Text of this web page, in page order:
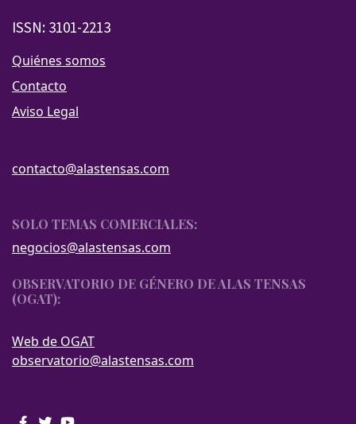
ISSN: 3101-2213
Quiénes somos
Contacto
Aviso Legal
contacto@alastensas.com
SOLO TEMAS COMERCIALES:
negocios@alastensas.com
OBSERVATORIO DE GÉNERO DE ALAS TENSAS
(OGAT):
Web de OGAT
observatorio@alastensas.com